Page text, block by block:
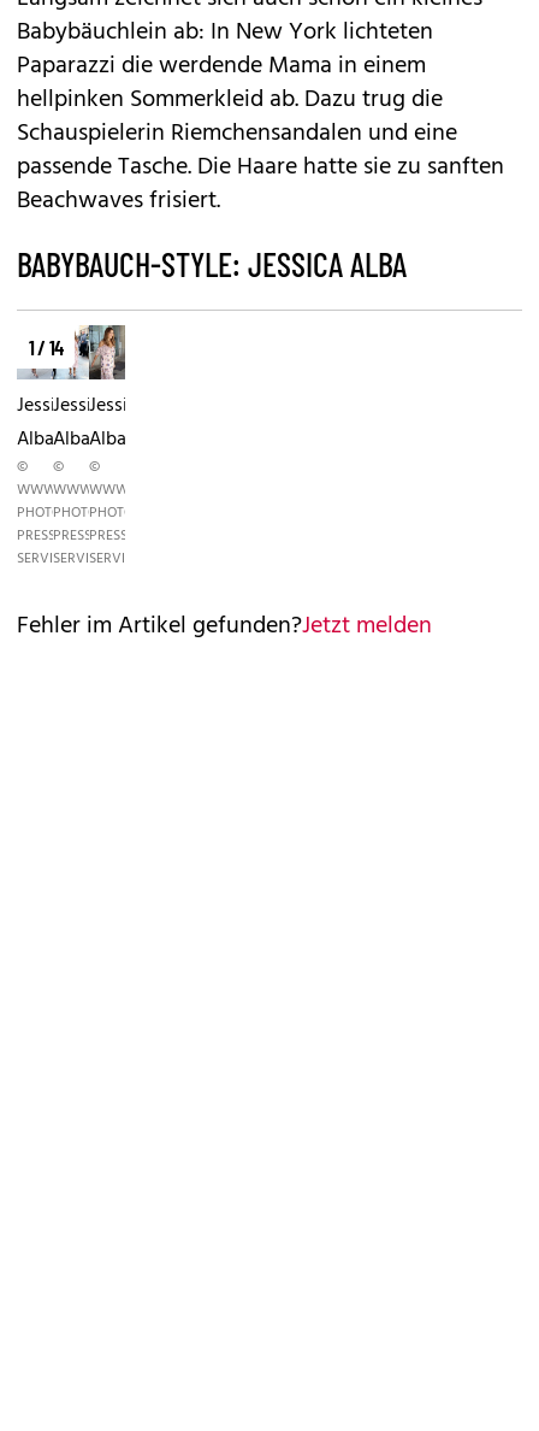
Babybäuchlein ab: In New York lichteten
Paparazzi die werdende Mama in einem
hellpinken Sommerkleid ab. Dazu trug die
Schauspielerin Riemchensandalen und eine
passende Tasche. Die Haare hatte sie zu sanften
Beachwaves frisiert.
BABYBAUCH-STYLE: JESSICA ALBA
1 / 14
Jessica
Alba
©
WWW.PPS.AT
PHOTO
PRESS
SERVICE
Jessica
Alba
©
WWW.PPS.AT
PHOTO
PRESS
SERVICE
Jessica
Alba
©
WWW.PPS.AT
PHOTO
PRESS
SERVICE
Fehler im Artikel gefunden?Jetzt melden